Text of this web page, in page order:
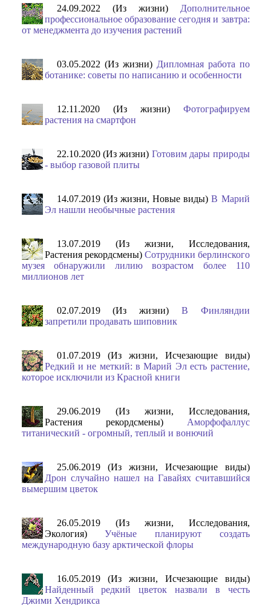
24.09.2022 (Из жизни) Дополнительное
профессиональное образование сегодня и завтра:
от менеджмента до изучения растений
03.05.2022 (Из жизни) Дипломная работа по
ботанике: советы по написанию и особенности
12.11.2020 (Из жизни) Фотографируем
растения на смартфон
22.10.2020 (Из жизни) Готовим дары природы
- выбор газовой плиты
14.07.2019 (Из жизни, Новые виды)В Марий
Эл нашли необычные растения
13.07.2019 (Из жизни, Исследования,
Растения рекордсмены) Сотрудники берлинского
музея обнаружили лилию возрастом более 110
миллионов лет
02.07.2019 (Из жизни) В Финляндии
запретили продавать шиповник
01.07.2019 (Из жизни, Исчезающие виды)
Редкий и не меткий: в Марий Эл есть растение,
которое исключили из Красной книги
29.06.2019 (Из жизни, Исследования,
Растения рекордсмены) Аморфофаллус
титанический - огромный, теплый и вонючий
25.06.2019 (Из жизни, Исчезающие виды)
Дрон случайно нашел на Гавайях считавшийся
вымершим цветок
26.05.2019 (Из жизни, Исследования,
Экология)Учёные планируют создать
международную базу арктической флоры
16.05.2019 (Из жизни, Исчезающие виды)
Найденный редкий цветок назвали в честь
Джими Хендрикса